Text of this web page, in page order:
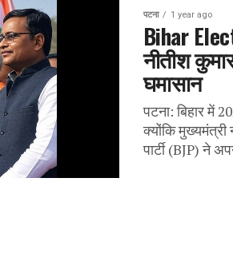
पटना 1 year ago
Bihar
नीतीश
घमासान
पटना: बिहार में
क्योंकि
पार्टी (BJP) ने